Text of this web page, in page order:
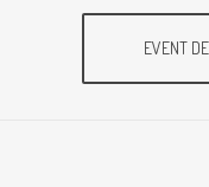
EVENT